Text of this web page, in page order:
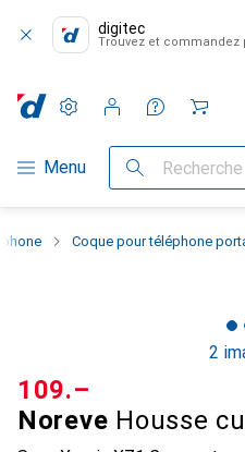
digitec
Trouvez et commandez
Navigation par catégorie
Menu Recherche
Paramètres
Compte client
Listes de comparaison
Listes d'envies
Panier
Coque pour téléphone
2
Noreve Housse
CHF
109.–